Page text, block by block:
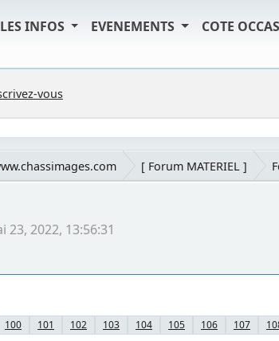
LES INFOS EVENEMENTS COTE
vous
[ Forum MATERIEL ]
2022, 13:56:31
100 101 102 103 104 105 106 107